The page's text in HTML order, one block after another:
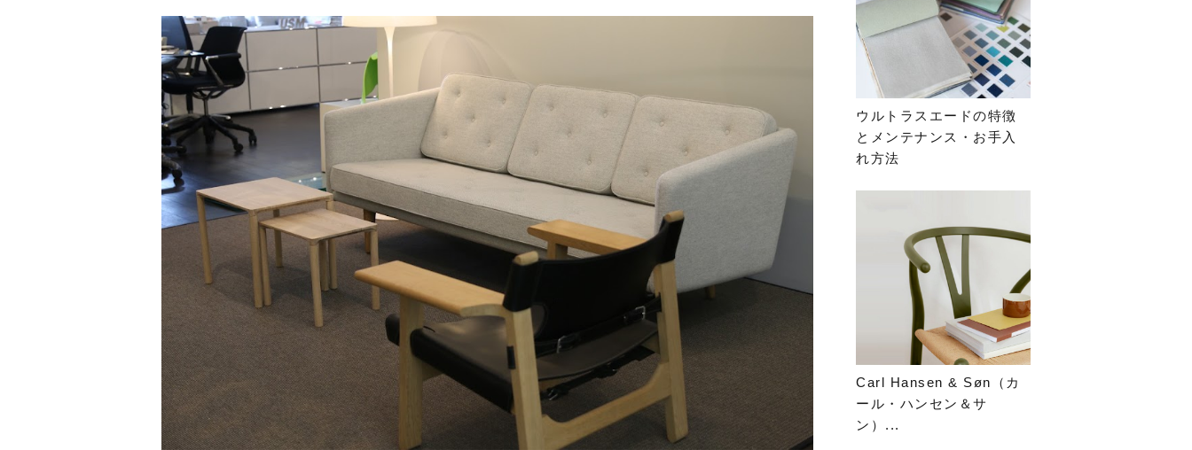
ウルトラスエードの特徴
とメンテナンス・お手入
れ方法
Carl Hansen & Søn（カ
ール・ハンセン＆サ
ン）...